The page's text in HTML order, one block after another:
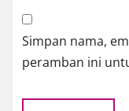
Simpan nama,
peramban ini